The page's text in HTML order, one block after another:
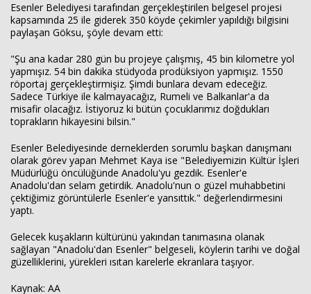
Esenler Belediyesi tarafından gerçekleştirilen belgesel projesi
kapsamında 25 ile giderek 350 köyde çekimler yapıldığı bilgisini
paylaşan Göksu, şöyle devam etti:
"Şu ana kadar 280 gün bu projeye çalışmış, 45 bin kilometre yol
yapmışız. 54 bin dakika stüdyoda prodüksiyon yapmışız. 1550
röportaj gerçekleştirmişiz. Şimdi bunlara devam edeceğiz.
Sadece Türkiye ile kalmayacağız, Rumeli ve Balkanlar'a da
misafir olacağız. İstiyoruz ki bütün çocuklarımız doğdukları
toprakların hikayesini bilsin."
Esenler Belediyesinde derneklerden sorumlu başkan danışmanı
olarak görev yapan Mehmet Kaya ise "Belediyemizin Kültür İşleri
Müdürlüğü öncülüğünde Anadolu'yu gezdik. Esenler'e
Anadolu'dan selam getirdik. Anadolu'nun o güzel muhabbetini
çektiğimiz görüntülerle Esenler'e yansıttık." değerlendirmesini
yaptı.
Gelecek kuşakların kültürünü yakından tanımasına olanak
sağlayan "Anadolu'dan Esenler" belgeseli, köylerin tarihi ve doğal
güzelliklerini, yürekleri ısıtan karelerle ekranlara taşıyor.
Kaynak: AA